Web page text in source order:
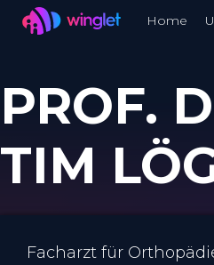
main
content
Winglet Home
PROF.
TIM
Facharzt für